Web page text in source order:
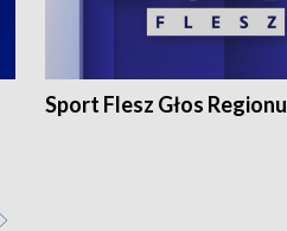
Sport Flesz Głos Regionu